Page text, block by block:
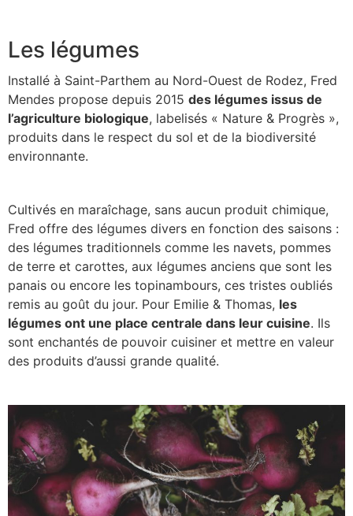
Les légumes
Installé à Saint-Parthem au Nord-Ouest de Rodez, Fred
Mendes propose depuis 2015 des légumes issus de
l’agriculture biologique, labelisés « Nature & Progrès »,
produits dans le respect du sol et de la biodiversité
environnante.
Cultivés en maraîchage, sans aucun produit chimique,
Fred offre des légumes divers en fonction des saisons :
des légumes traditionnels comme les navets, pommes
de terre et carottes, aux légumes anciens que sont les
panais ou encore les topinambours, ces tristes oubliés
remis au goût du jour. Pour Emilie & Thomas, les
légumes ont une place centrale dans leur cuisine. Ils
sont enchantés de pouvoir cuisiner et mettre en valeur
des produits d’aussi grande qualité.